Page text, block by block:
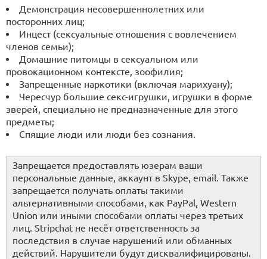
Демонстрация несовершеннолетних или
посторонних лиц;
Инцест (сексуальные отношения с вовлечением
членов семьи);
Домашние питомцы в сексуальном или
провокационном контексте, зоофилия;
Запрещенные наркотики (включая марихуану);
Чересчур большие секс-игрушки, игрушки в форме
зверей, специально не предназначенные для этого
предметы;
Спящие люди или люди без сознания.
Запрещается предоставлять юзерам ваши
персональные данные, аккаунт в Skype, email. Также
запрещается получать оплаты такими
альтернативными способами, как PayPal, Western
Union или иными способами оплаты через третьих
лиц. Stripchat не несёт ответственность за
последствия в случае нарушений или обманных
действий. Нарушители будут дисквалифицированы.